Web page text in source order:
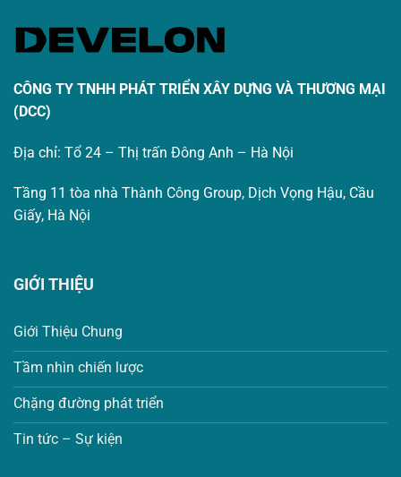
CÔNG TY TNHH PHÁT TRIỂN XÂY DỰNG VÀ THƯƠNG MẠI
(DCC)
Địa chỉ: Tổ 24 – Thị trấn Đông Anh – Hà Nội
Tầng 11 tòa nhà Thành Công Group, Dịch Vọng Hậu, Cầu
Giấy, Hà Nội
GIỚI THIỆU
Giới Thiệu Chung
Tầm nhìn chiến lược
Chặng đường phát triển
Tin tức – Sự kiện